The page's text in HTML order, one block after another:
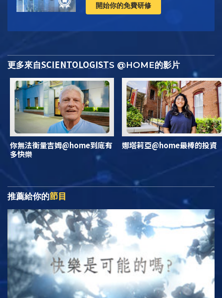
開始你的免費研修
更多來自SCIENTOLOGISTS @HOME的影片
你無法衡量吉姆@home到底有
多快樂
娜塔莉亞@home最棒的投資
推薦給你的節目